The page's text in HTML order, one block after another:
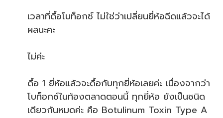
เวลาที่ดื้อโบท็อกซ์ ไม่ใช่ว่าเปลี่ยนยี่ห้อฉีดแล้วจะได้
ผลนะคะ
ไม่ค่ะ
ดื้อ 1 ยี่ห้อแล้วจะดื้อกับทุกยี่ห้อเลยค่ะ เนื่องจากว่า
โบท็อกซ์ในท้องตลาดตอนนี้ ทุกยี่ห้อ ยังเป็นชนิด
เดียวกันหมดค่ะ คือ Botulinum Toxin Type A